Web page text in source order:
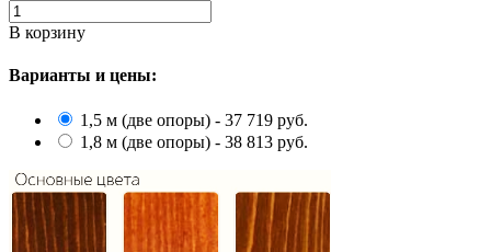
В корзину
Варианты и цены:
1,5 м (две опоры) - 37 719 руб.
1,8 м (две опоры) - 38 813 руб.